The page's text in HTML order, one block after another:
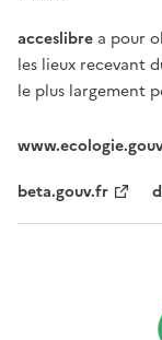
acceslibre a pour
les lieux recevant
le plus largement
beta.gouv.fr